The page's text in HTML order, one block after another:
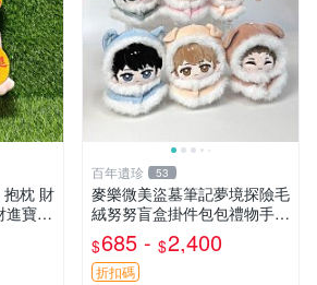
枕 財
進寶
百年遺珍 53
麥樂微美盜墓筆記夢境探險毛
絨努努盲盒掛件包包禮物手辦
新到家 憶境探險系列 張起靈
喵喵款 吳邪狗狗款 王胖子熊
熊款
$685 - $2,400
折扣碼